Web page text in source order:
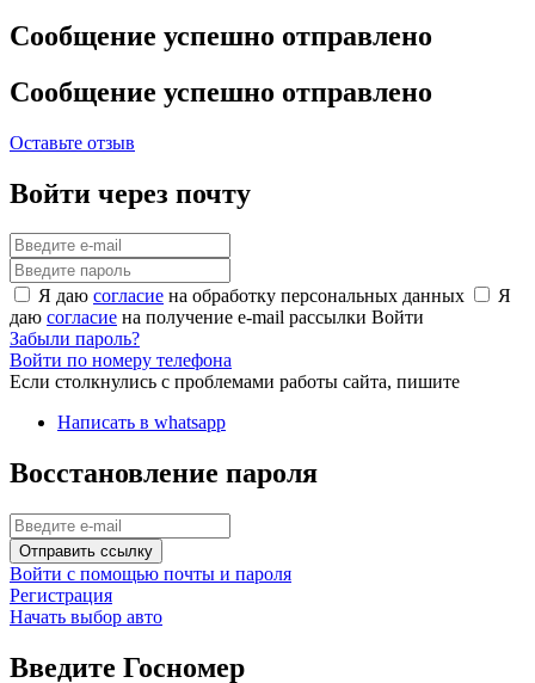
Сообщение успешно отправлено
Сообщение успешно отправлено
Оставьте отзыв
Войти через почту
Я даю согласие на обработку персональных данных
Я
даю согласие на получение e-mail рассылки Войти
Забыли пароль?
Войти по номеру телефона
Если столкнулись с проблемами работы сайта, пишите
Написать в whatsapp
Восстановление пароля
Отправить ссылку
Войти с помощью почты и пароля
Регистрация
Начать выбор авто
Введите Госномер